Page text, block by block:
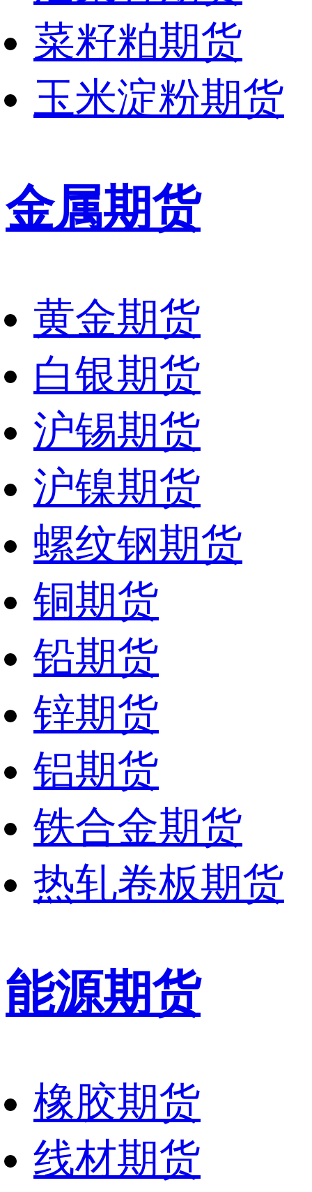
菜籽粕期货
玉米淀粉期货
金属期货
黄金期货
白银期货
沪锡期货
沪镍期货
螺纹钢期货
铜期货
铅期货
锌期货
铝期货
铁合金期货
热轧卷板期货
能源期货
橡胶期货
线材期货